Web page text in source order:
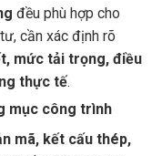
cần xác định rõ
mức tải trọng, điều
thực tế
mục công trình
nhất sẽ làbulong